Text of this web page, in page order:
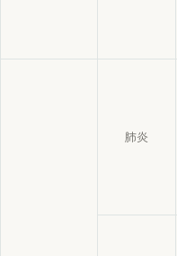
肺炎